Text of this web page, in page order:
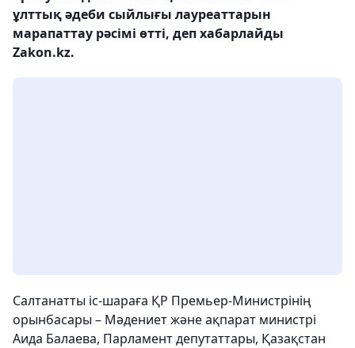
ұлттық әдеби сыйлығы лауреаттарын
марапаттау рәсімі өтті, деп хабарлайды
Zakon.kz.
Салтанатты іс-шараға ҚР Премьер-Министрінің
орынбасары – Мәдениет және ақпарат министрі
Аида Балаева, Парламент депутаттары, Қазақстан